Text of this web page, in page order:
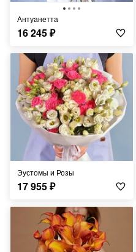
Антуанетта
16 245₽
Эустомы и Розы
17 955₽